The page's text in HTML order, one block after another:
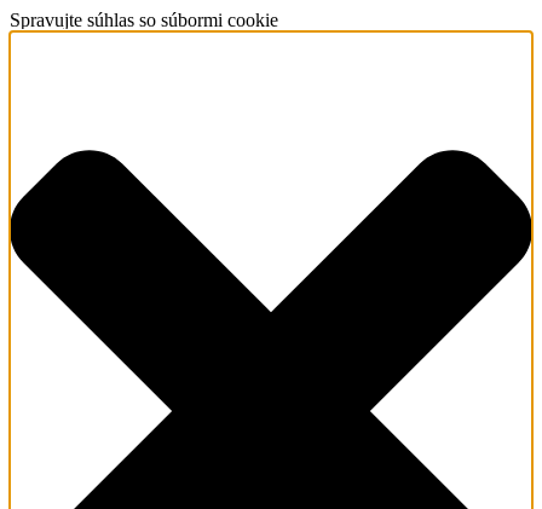
Spravujte súhlas so súbormi cookie